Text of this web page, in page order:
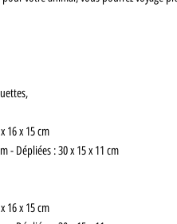
16 x 15 cm
- Dépliées : 30 x 15 x 11 cm
16 x 15 cm